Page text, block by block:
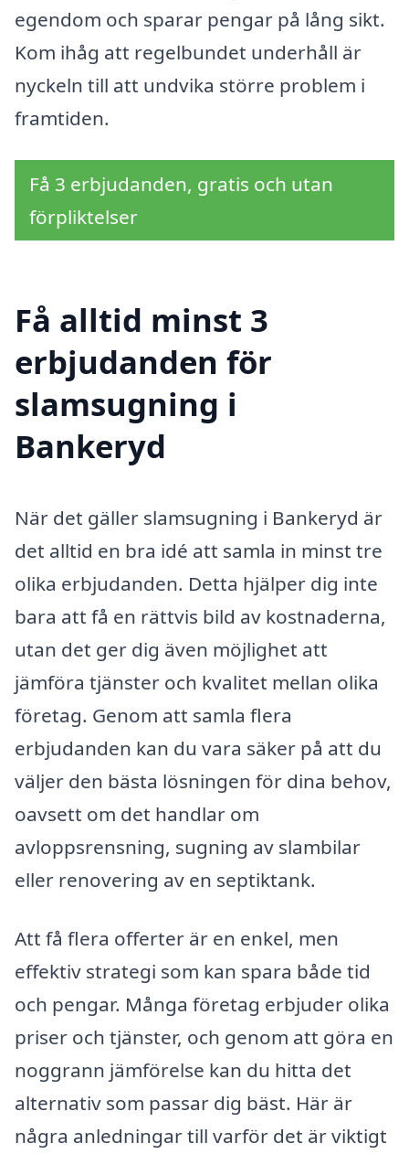
egendom och sparar pengar på lång sikt.
Kom ihåg att regelbundet underhåll är
nyckeln till att undvika större problem i
framtiden.
Få 3 erbjudanden, gratis och utan
förpliktelser
Få alltid minst 3
erbjudanden för
slamsugning i
Bankeryd
När det gäller slamsugning i Bankeryd är
det alltid en bra idé att samla in minst tre
olika erbjudanden. Detta hjälper dig inte
bara att få en rättvis bild av kostnaderna,
utan det ger dig även möjlighet att
jämföra tjänster och kvalitet mellan olika
företag. Genom att samla flera
erbjudanden kan du vara säker på att du
väljer den bästa lösningen för dina behov,
oavsett om det handlar om
avloppsrensning, sugning av slambilar
eller renovering av en septiktank.
Att få flera offerter är en enkel, men
effektiv strategi som kan spara både tid
och pengar. Många företag erbjuder olika
priser och tjänster, och genom att göra en
noggrann jämförelse kan du hitta det
alternativ som passar dig bäst. Här är
några anledningar till varför det är viktigt